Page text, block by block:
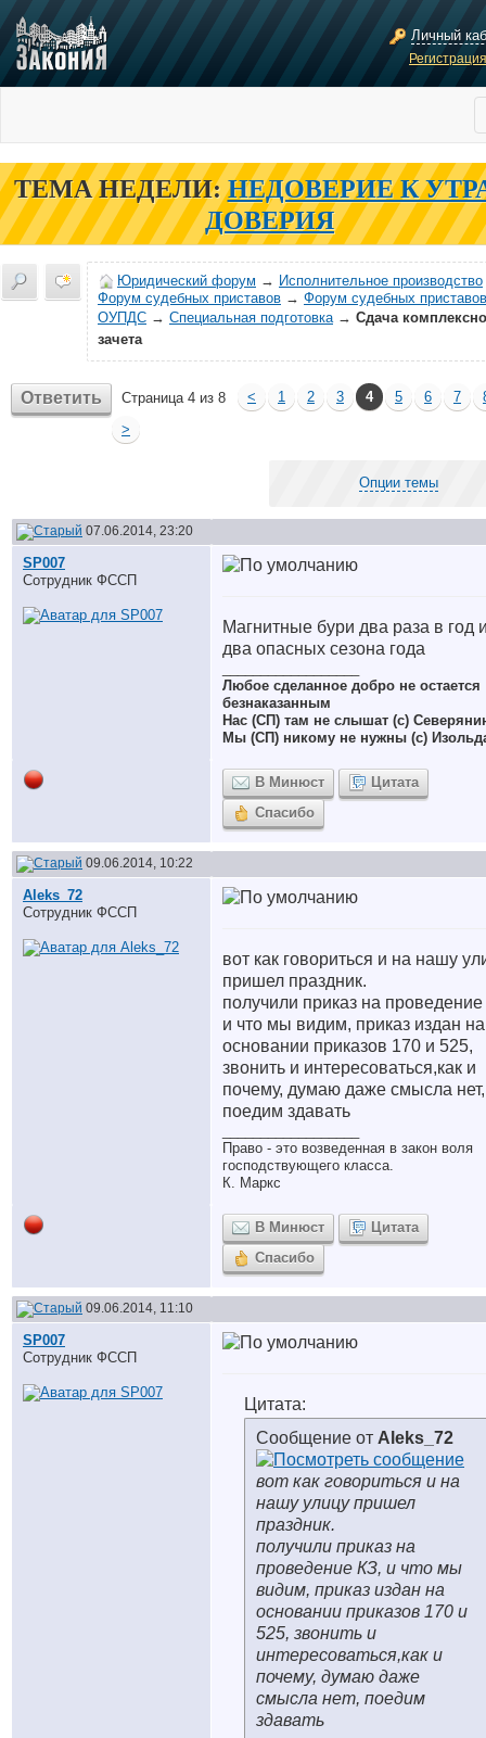
Личный
ТЕМА НЕДЕЛИ: НЕДОВЕРИЕ К
ДОВЕРИЯ
Юридический форум → Исполнительное производство
Форум судебных приставов → Форум судебных
ОУПДС → Специальная подготовка→ Сдача
зачета
Ответить Страница 4 из 8 < 1 2 3 4 5 6 7
>
Опции темы
07.06.2014, 23:20
SP007
Сотрудник ФССП
Магнитные бури два раза в год
два опасных сезона года
Любое сделанное добро не остается
безнаказанным
Нас (СП) там не слышат (с)
Мы (СП) никому не нужны (с)
В Минюст
Цитата
Спасибо
09.06.2014, 10:22
Aleks_72
Сотрудник ФССП
вот как говориться и на нашу
пришел праздник.
получили приказ на
и что мы видим, приказ издан на
основании приказов 170 и 525,
звонить и интересоваться,как и
почему, думаю даже смысла нет,
поедим здавать
Право - это возведенная в закон воля
господствующего класса.
К. Маркс
В Минюст
Цитата
Спасибо
09.06.2014, 11:10
SP007
Сотрудник ФССП
Цитата:
Сообщение от Aleks_72
вот как говориться и на
нашу улицу пришел
праздник.
получили приказ на
проведение КЗ, и что мы
видим, приказ издан на
основании приказов 170 и
525, звонить и
интересоваться,как и
почему, думаю даже
смысла нет, поедим
здавать